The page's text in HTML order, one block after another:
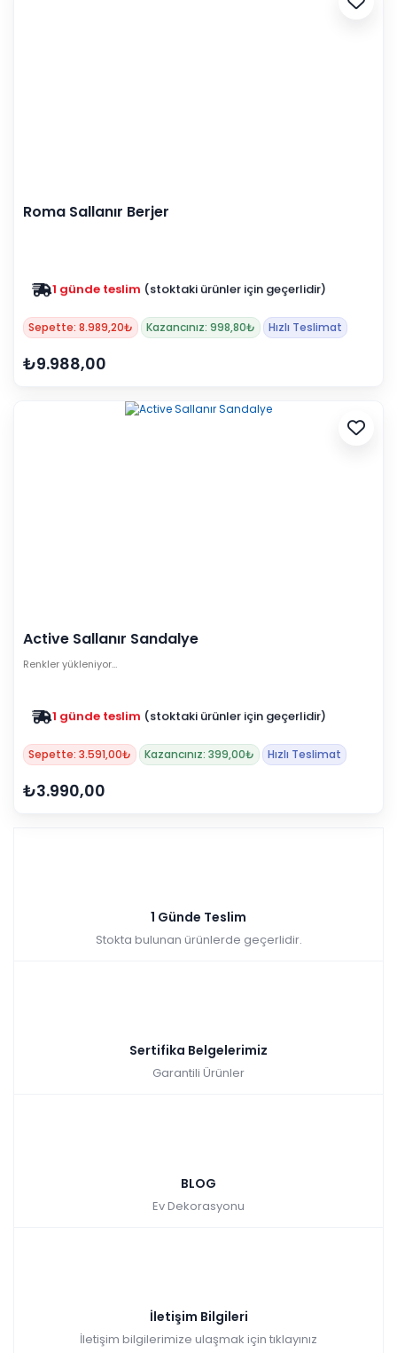
Roma Sallanır Berjer
Zam yok 2025 fiyatları devam ediyor
Sepette: 8.989,20₺ Kazancınız: 998,80₺ Hızlı Teslimat
₺9.988,00
Active Sallanır Sandalye
Renkler yükleniyor…
Zam yok 2025 fiyatları devam ediyor
Sepette: 3.591,00₺ Kazancınız: 399,00₺ Hızlı Teslimat
₺3.990,00
1 Günde Teslim
Stokta bulunan ürünlerde geçerlidir.
Sertifika Belgelerimiz
Garantili Ürünler
BLOG
Ev Dekorasyonu
İletişim Bilgileri
İletişim bilgilerimize ulaşmak için tıklayınız